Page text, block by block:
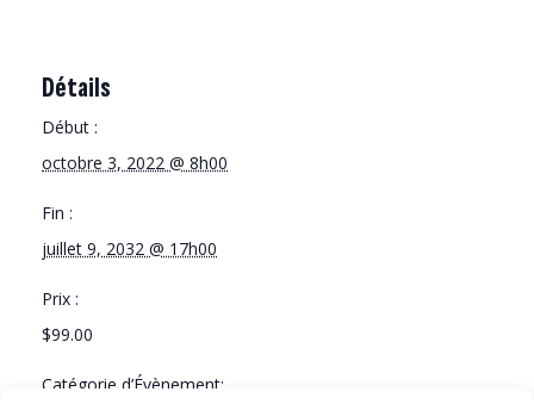
Détails
Début :
octobre 3, 2022 @ 8h00
Fin :
juillet 9, 2032 @ 17h00
Prix :
$99.00
Catégorie d’Évènement: